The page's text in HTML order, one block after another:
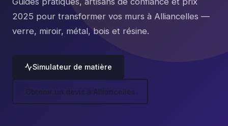
2025 pour transformer vos murs à Alliancelles —
verre, miroir, métal, bois et résine.
Simulateur de matière
Obtenir un devis à Alliancelles